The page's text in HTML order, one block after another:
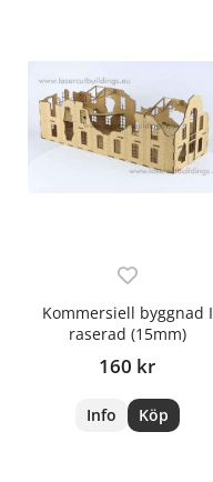
Kommersiell byggnad I
raserad (15mm)
160 kr
Info Köp